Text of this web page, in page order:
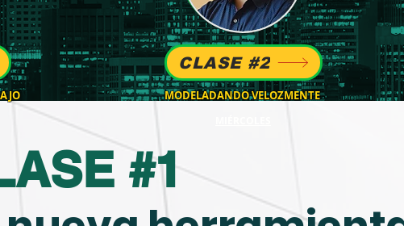
CLASE #2
MODELADANDO VELOZMENTE
#1